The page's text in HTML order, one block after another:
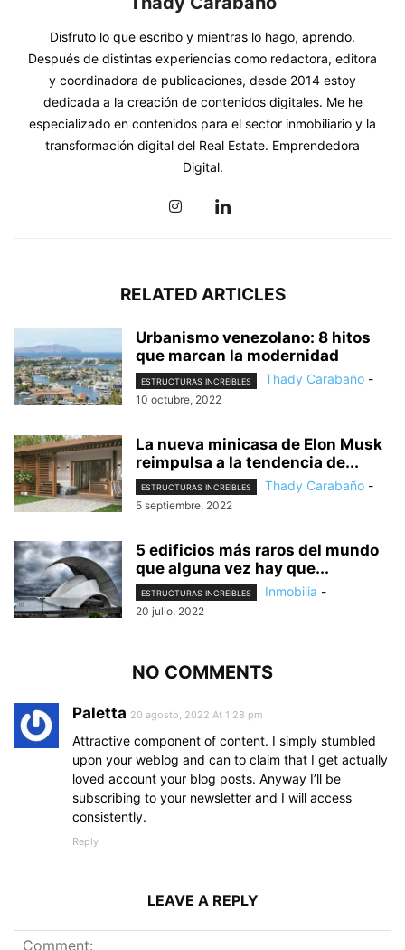
Disfruto lo que escribo y mientras lo hago, aprendo.
Después de distintas experiencias como redactora, editora
y coordinadora de publicaciones, desde 2014 estoy
dedicada a la creación de contenidos digitales. Me he
especializado en contenidos para el sector inmobiliario y la
transformación digital del Real Estate. Emprendedora
Digital.
RELATED ARTICLES
Urbanismo venezolano: 8 hitos
que marcan la modernidad
ESTRUCTURAS INCREÍBLES Thady Carabaño -
10 octubre, 2022
La nueva minicasa de Elon Musk
reimpulsa a la tendencia de...
ESTRUCTURAS INCREÍBLES Thady Carabaño -
5 septiembre, 2022
5 edificios más raros del mundo
que alguna vez hay que...
ESTRUCTURAS INCREÍBLES Inmobilia -
20 julio, 2022
NO COMMENTS
Paletta 20 agosto, 2022 At 1:28 pm
Attractive component of content. I simply stumbled
upon your weblog and can to claim that I get actually
loved account your blog posts. Anyway I’ll be
subscribing to your newsletter and I will access
consistently.
Reply
LEAVE A REPLY